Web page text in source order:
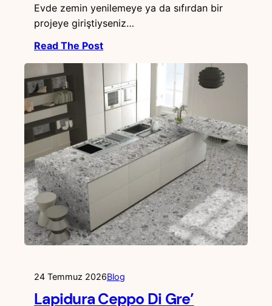
Evde zemin yenilemeye ya da sıfırdan bir
projeye giriştiyseniz…
Read The Post
24 Temmuz 2026Blog
Lapidura Ceppo Di Gre’